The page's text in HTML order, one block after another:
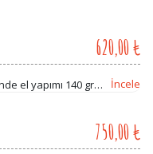
620,00 ₺
el yapımı 140 gr
İncele
750,00 ₺